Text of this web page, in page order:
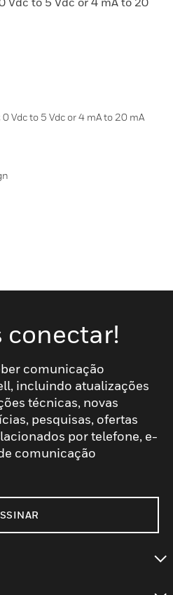
Vdc to 5 Vdc or 4 mA to 20 mA
conectar!
comunicação
incluindo atualizações
técnicas, novas
pesquisas, ofertas
por telefone, e-
comunicação